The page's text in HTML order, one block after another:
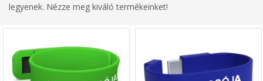
legyenek. Nézze meg kiváló termékeinket!